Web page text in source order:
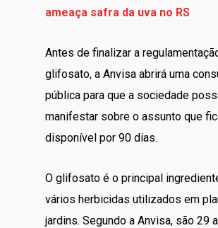
ameaça safra da uva no RS
Antes de finalizar a
glifosato, a Anvisa abrirá uma
pública para que a sociedade
manifestar sobre o assunto que
disponível por 90 dias.
O glifosato é o principal
vários herbicidas utilizados em
jardins. Segundo a Anvisa, são 29